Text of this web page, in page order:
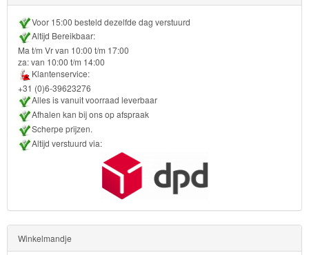
My
Little
Pony
Finding
Dory
Planes
Barbie
Voor 15:00 besteld dezelfde dag verstuurd
Altijd Bereikbaar:
Ma t/m Vr van 10:00 t/m 17:00
za: van 10:00 t/m 14:00
Klantenservice:
+31 (0)6-39623276
Alles is vanuit voorraad leverbaar
Afhalen kan bij ons op afspraak
Scherpe prijzen.
Altijd verstuurd via:
Winkelmandje